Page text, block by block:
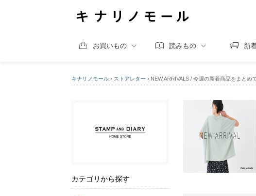
お買いもの 読みもの 新
キナリノモール › ストアレター › NEW ARRIVALS / 今週の新着商品をまとめ
カテゴリから探す